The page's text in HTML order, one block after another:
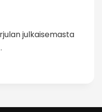
julkaisemasta